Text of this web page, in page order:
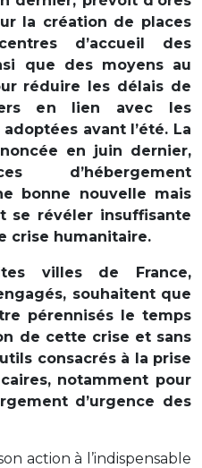
la création de places
d’accueil des
que des moyens au
réduire les délais de
en lien avec les
avant l’été. La
en juin dernier,
d’hébergement
bonne nouvelle mais
se révéler insuffisante
crise humanitaire.
villes de France,
souhaitent que
pérennisés le temps
de cette crise et sans
consacrés à la prise
notamment pour
d’urgence des
action à l’indispensable